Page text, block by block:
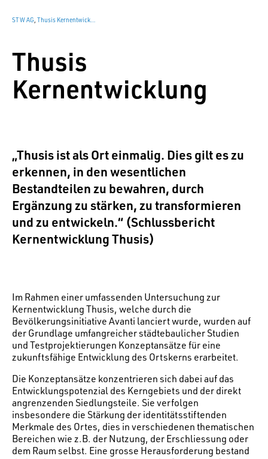
STW AG
Thusis
Kernentwicklung
„Thusis ist als Ort einmalig. Dies gilt es zu
erkennen, in den wesentlichen
Bestandteilen zu bewahren, durch
Ergänzung zu stärken, zu transformieren
und zu entwickeln.“ (Schlussbericht
Kernentwicklung Thusis)
Im Rahmen einer umfassenden Untersuchung zur
Kernentwicklung Thusis, welche durch die
Bevölkerungsinitiative Avanti lanciert wurde, wurden auf
der Grundlage umfangreicher städtebaulicher Studien
und Testprojektierungen Konzeptansätze für eine
zukunftsfähige Entwicklung des Ortskerns erarbeitet.
Die Konzeptansätze konzentrieren sich dabei auf das
Entwicklungspotenzial des Kerngebiets und der direkt
angrenzenden Siedlungsteile. Sie verfolgen
insbesondere die Stärkung der identitätsstiftenden
Merkmale des Ortes, dies in verschiedenen thematischen
Bereichen wie z.B. der Nutzung, der Erschliessung oder
dem Raum selbst. Eine grosse Herausforderung bestand